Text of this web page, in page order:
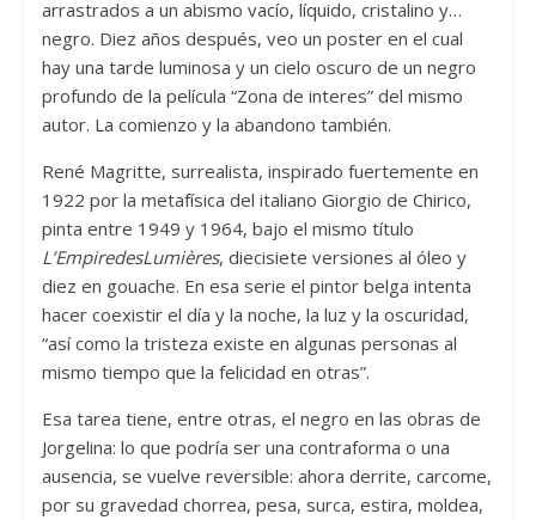
arrastrados a un abismo vacío, líquido, cristalino y…
negro. Diez años después, veo un poster en el cual
hay una tarde luminosa y un cielo oscuro de un negro
profundo de la película “Zona de interes” del mismo
autor. La comienzo y la abandono también.
René Magritte, surrealista, inspirado fuertemente en
1922 por la metafísica del italiano Giorgio de Chirico,
pinta entre 1949 y 1964, bajo el mismo título
L’EmpiredesLumières, diecisiete versiones al óleo y
diez en gouache. En esa serie el pintor belga intenta
hacer coexistir el día y la noche, la luz y la oscuridad,
“así como la tristeza existe en algunas personas al
mismo tiempo que la felicidad en otras”.
Esa tarea tiene, entre otras, el negro en las obras de
Jorgelina: lo que podría ser una contraforma o una
ausencia, se vuelve reversible: ahora derrite, carcome,
por su gravedad chorrea, pesa, surca, estira, moldea,